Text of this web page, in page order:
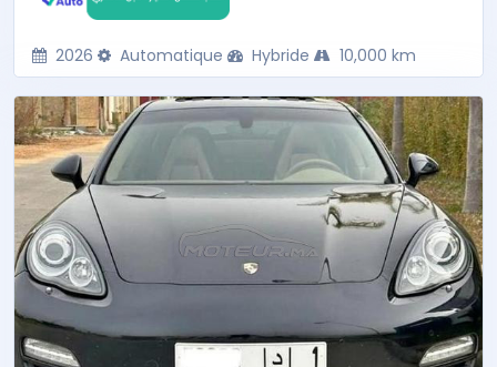
2026 Automatique Hybride 10,000 km